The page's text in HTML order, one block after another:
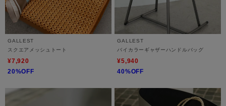
GALLEST
スクエアメッシュトート
¥7,920
20%OFF
GALLEST
バイカラーギャザーハンドルバッグ
¥5,940
40%OFF